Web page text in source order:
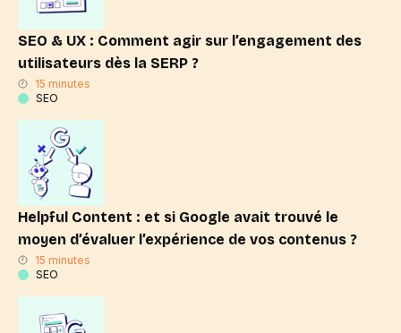
SEO & UX : Comment agir sur l’engagement des
utilisateurs dès la SERP ?
15 minutes
SEO
Helpful Content : et si Google avait trouvé le
moyen d’évaluer l’expérience de vos contenus ?
15 minutes
SEO